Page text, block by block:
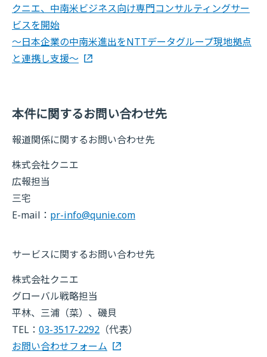
クニエ、中南米ビジネス向け専門コンサルティングサー
ビスを開始
～日本企業の中南米進出をNTTデータグループ現地拠点
と連携し支援～
本件に関するお問い合わせ先
報道関係に関するお問い合わせ先
株式会社クニエ
広報担当
三宅
E-mail： pr-info@qunie.com
サービスに関するお問い合わせ先
株式会社クニエ
グローバル戦略担当
平林、三浦（菜）、磯貝
TEL： 03-3517-2292 （代表）
お問い合わせフォーム